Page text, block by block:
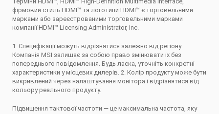
фірмовий стиль HDMI™ та логотипи HDMI™ є торговельними
марками або зареєстрованими торговельними марками
компанії HDMI™ Licensing Administrator, Inc.
1. Специфікації можуть відрізнятися залежно від регіону.
Компанія MSI залишає за собою право змінювати іх без
попереднього повідомлення. Будь ласка, уточніть конкретні
характеристики у місцевих дилерів. 2. Колір продукту може бути
викривлений через налаштування монітора і відрізнятися від
кольору реального продукту.
Підвищення тактової частоти — це максимальна частота, яку